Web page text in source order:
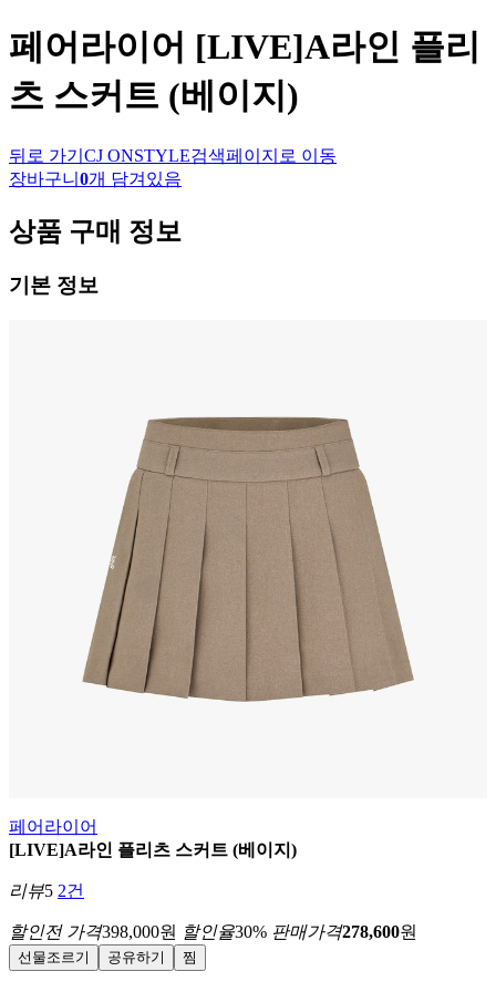
페어라이어 [LIVE]A라인 플리
츠 스커트 (베이지)
뒤로 가기 CJ ONSTYLE검색페이지로 이동
장바구니 0개 담겨있음
상품 구매 정보
기본 정보
페어라이어
[LIVE]A라인 플리츠 스커트 (베이지)
리뷰5 2건
할인전 가격398,000원 할인율30% 판매가격278,600원
선물조르기 공유하기 찜